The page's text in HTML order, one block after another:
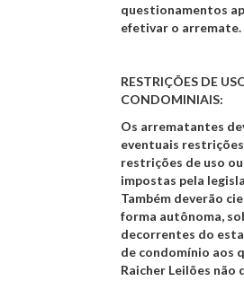
questionamentos
efetivar o arremate.
RESTRIÇÕES DE
CONDOMINIAIS:
Os arrematantes
eventuais
restrições de uso
impostas pela
Também deverão
forma autônoma,
decorrentes do
de condomínio aos
Raicher Leilões